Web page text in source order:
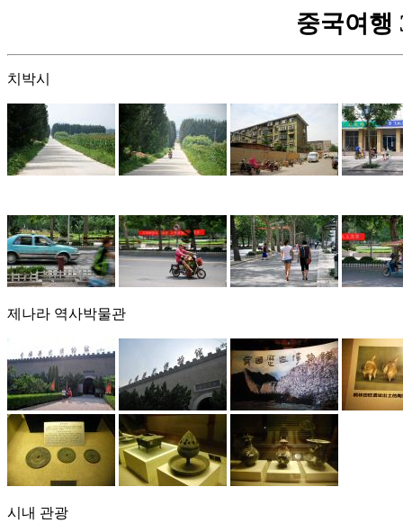
중국여행
치박시
제나라 역사박물관
시내 관광